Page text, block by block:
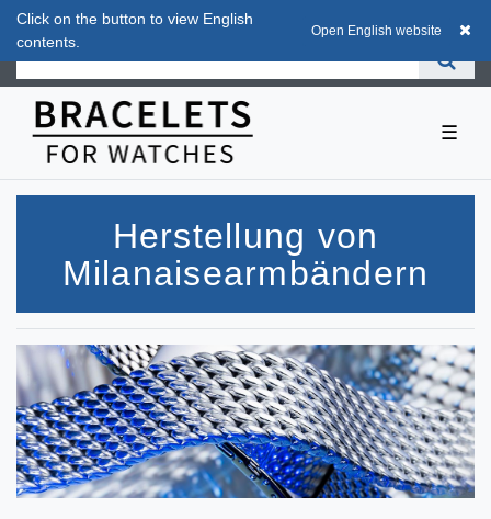
Click on the button to view English
contents.
Open English website
☰
Click on the button to view English
contents.
Open English website
Herstellung von
Milanaisearmbändern